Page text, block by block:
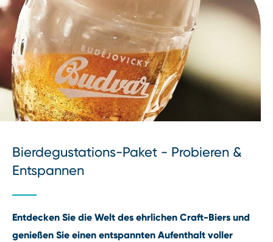
Bierdegustations-Paket - Probieren &
Entspannen
Entdecken Sie die Welt des ehrlichen Craft-Biers und
genießen Sie einen entspannten Aufenthalt voller